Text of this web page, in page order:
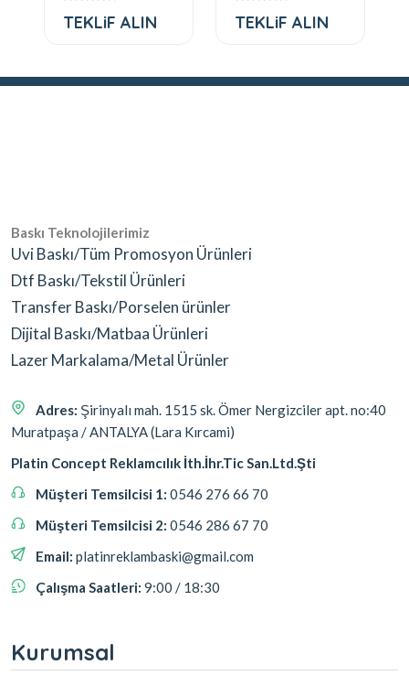
TEKLiF ALIN TEKLiF ALIN
Baskı Teknolojilerimiz
Uvi Baskı/Tüm Promosyon Ürünleri
Dtf Baskı/Tekstil Ürünleri
Transfer Baskı/Porselen ürünler
Dijital Baskı/Matbaa Ürünleri
Lazer Markalama/Metal Ürünler
Adres: Şirinyalı mah. 1515 sk. Ömer Nergizciler apt. no:40
Muratpaşa / ANTALYA (Lara Kırcami)
Platin Concept Reklamcılık İth.İhr.Tic San.Ltd.Şti
Müşteri Temsilcisi 1: 0546 276 66 70
Müşteri Temsilcisi 2: 0546 286 67 70
Email: platinreklambaski@gmail.com
Çalışma Saatleri: 9:00 / 18:30
Kurumsal